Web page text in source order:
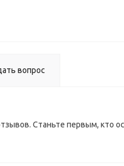
вопрос
Станьте первым, кто